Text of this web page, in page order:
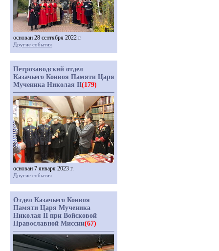
основан 28 сентября 2022 г.
Другие события
Петрозаводский отдел
Казачьего Конвоя Памяти Царя
Мученика Николая II(179)
основан 7 января 2023 г.
Другие события
Отдел Казачьего Конвоя
Памяти Царя Мученика
Николая II при Войсковой
Православной Миссии(67)